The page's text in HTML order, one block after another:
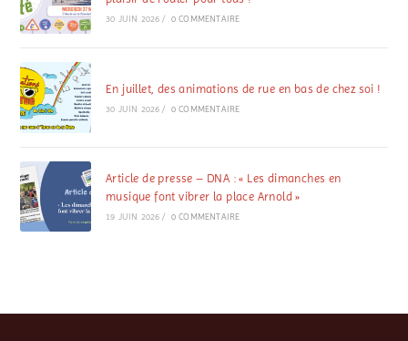
30 JUIN 2026 / 0 COMMENTAIRE
En juillet, des animations de rue en bas de chez soi !
30 JUIN 2026 / 0 COMMENTAIRE
Article de presse – DNA : « Les dimanches en
musique font vibrer la place Arnold »
19 JUIN 2026 / 0 COMMENTAIRE